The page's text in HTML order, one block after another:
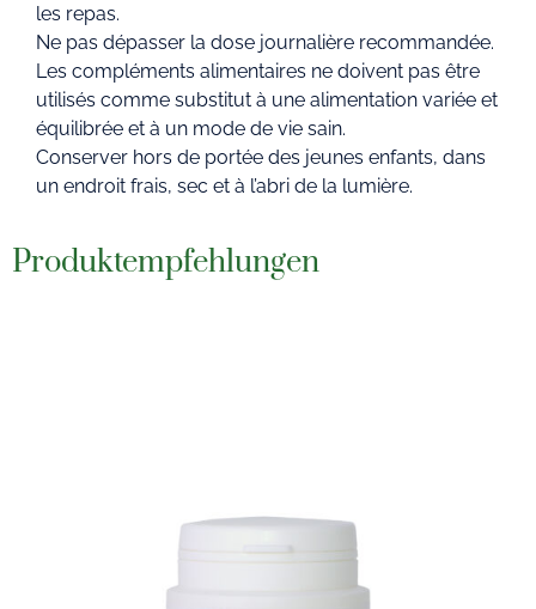
les repas.
Ne pas dépasser la dose journalière recommandée.
Les compléments alimentaires ne doivent pas être
utilisés comme substitut à une alimentation variée et
équilibrée et à un mode de vie sain.
Conserver hors de portée des jeunes enfants, dans
un endroit frais, sec et à l’abri de la lumière.
Produktempfehlungen